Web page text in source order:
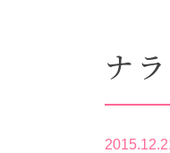
ナ